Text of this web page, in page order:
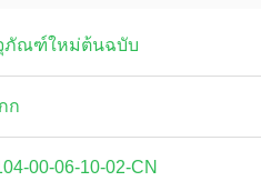
ภัณฑ์ใหม่ต้นฉบับ
ก
00-06-10-02-CN